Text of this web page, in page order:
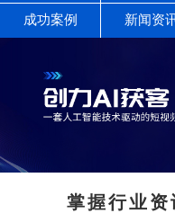
成功案例 新闻资
掌握行业